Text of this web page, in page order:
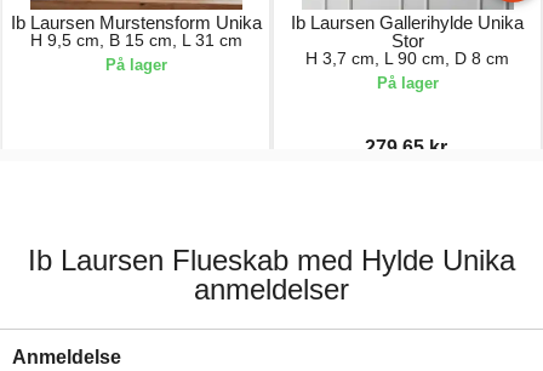
Ib Laursen Murstensform Unika
H 9,5 cm, B 15 cm, L 31 cm
På lager
Ib Laursen Gallerihylde Unika
Stor
H 3,7 cm, L 90 cm, D 8 cm
På lager
279,65 kr.
Ib Laursen Flueskab med Hylde Unika
anmeldelser
Anmeldelse